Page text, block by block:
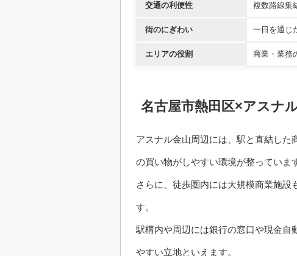
交通の利便性 複数路線集
街のにぎわい 一日を通じ
エリアの役割 商業・業務
名古屋市熱田区×アスナ
アスナル金山周辺には、駅と直結した
の買い物がしやすい環境が整っていま
さらに、徒歩圏内には大規模商業施
す。
駅構内や周辺には銀行の窓口や現金自
やすい立地といえます。